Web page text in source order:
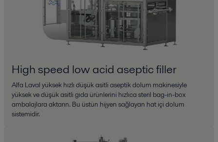
High speed low acid aseptic filler
Alfa Laval yüksek hızlı düşük asitli aseptik dolum makinesiyle
yüksek ve düşük asitli gıda ürünlerini hızlıca steril bag-in-box
ambalajlara aktarın. Bu üstün hijyen sağlayan hat içi dolum
sistemidir.